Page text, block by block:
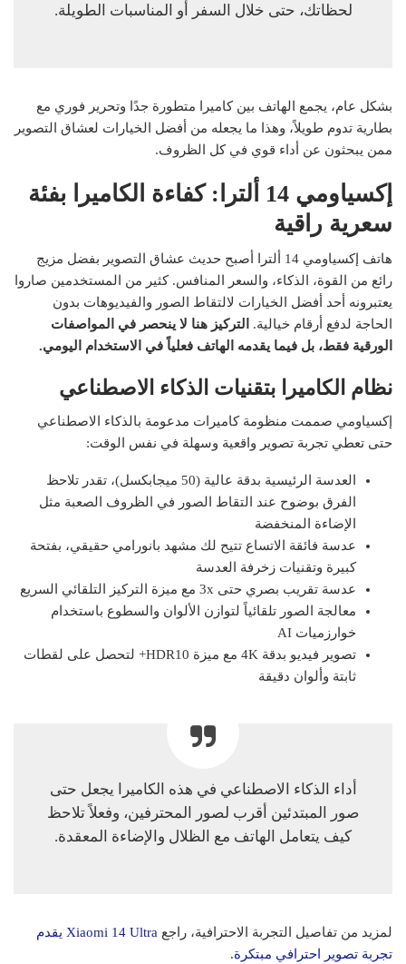
لحظاتك، حتى خلال السفر أو المناسبات الطويلة.
بشكل عام، يجمع الهاتف بين كاميرا متطورة جدًا وتحرير فوري مع
بطارية تدوم طويلاً، وهذا ما يجعله من أفضل الخيارات لعشاق التصوير
ممن يبحثون عن أداء قوي في كل الظروف.
إكسياومي 14 ألترا: كفاءة الكاميرا بفئة
سعرية راقية
هاتف إكسياومي 14 ألترا أصبح حديث عشاق التصوير بفضل مزيج
رائع من القوة، الذكاء، والسعر المنافس. كثير من المستخدمين صاروا
يعتبرونه أحد أفضل الخيارات لالتقاط الصور والفيديوهات بدون
الحاجة لدفع أرقام خيالية.
التركيز هنا لا ينحصر في المواصفات
الورقية فقط، بل فيما يقدمه الهاتف فعلياً في الاستخدام اليومي.
نظام الكاميرا بتقنيات الذكاء الاصطناعي
إكسياومي صممت منظومة كاميرات مدعومة بالذكاء الاصطناعي
حتى تعطي تجربة تصوير واقعية وسهلة في نفس الوقت:
العدسة الرئيسية بدقة عالية (50 ميجابكسل)، تقدر تلاحظ
الفرق بوضوح عند التقاط الصور في الظروف الصعبة مثل
الإضاءة المنخفضة
عدسة فائقة الاتساع تتيح لك مشهد بانورامي حقيقي، بفتحة
كبيرة وتقنيات زخرفة العدسة
عدسة تقريب بصري حتى 3x مع ميزة التركيز التلقائي السريع
معالجة الصور تلقائياً لتوازن الألوان والسطوع باستخدام
خوارزميات AI
تصوير فيديو بدقة 4K مع ميزة HDR10+ لتحصل على لقطات
ثابتة وألوان دقيقة
أداء الذكاء الاصطناعي في هذه الكاميرا يجعل حتى
صور المبتدئين أقرب لصور المحترفين، وفعلاً تلاحظ
كيف يتعامل الهاتف مع الظلال والإضاءة المعقدة.
لمزيد من تفاصيل التجربة الاحترافية، راجع
Xiaomi 14 Ultra يقدم
تجربة تصوير احترافي مبتكرة.